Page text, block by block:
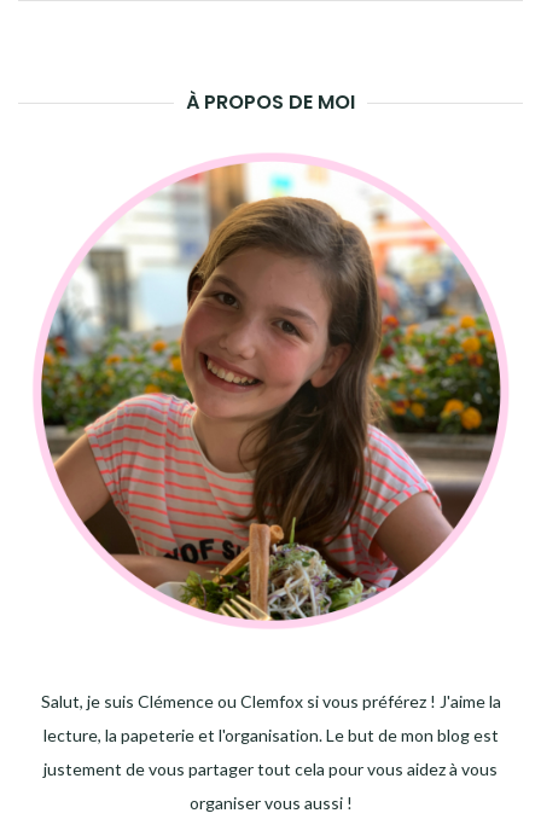
À PROPOS DE MOI
Salut, je suis Clémence ou Clemfox si vous préférez ! J'aime la
lecture, la papeterie et l'organisation. Le but de mon blog est
justement de vous partager tout cela pour vous aidez à vous
organiser vous aussi !